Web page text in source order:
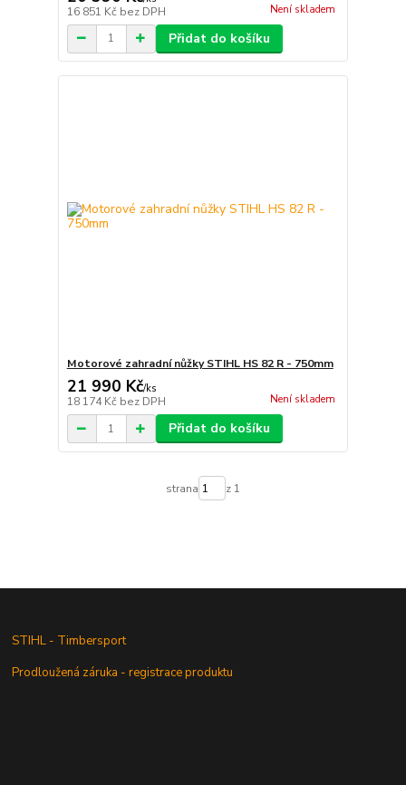
16 851 Kč bez DPH Není skladem
Přidat do košíku
Motorové zahradní nůžky STIHL HS 82 R - 750mm
21 990 Kč/ks
18 174 Kč bez DPH Není skladem
Přidat do košíku
strana z 1
STIHL - Timbersport
Prodloužená záruka - registrace produktu